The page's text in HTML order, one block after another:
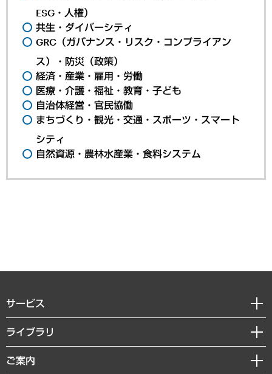
ESG・人権）
共生・ダイバーシティ
GRC（ガバナンス・リスク・コンプライアン
ス）・防災（政策）
経済・産業・雇用・労働
医療・介護・福祉・教育・子ども
自治体経営・官民協働
まちづくり・観光・交通・スポーツ・スマート
シティ
自然資源・農林水産業・食料システム
サービス
経営戦略
組織・人事戦略
デジタルイノベーション
ライブラリ
経済調査
ご案内